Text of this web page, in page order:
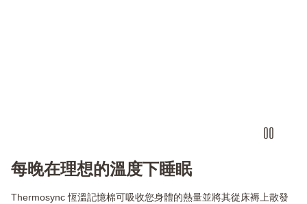
每晚在理想的溫度下睡眠
Thermosync 恆溫記憶棉可吸收您身體的熱量並將其從床褥上散發